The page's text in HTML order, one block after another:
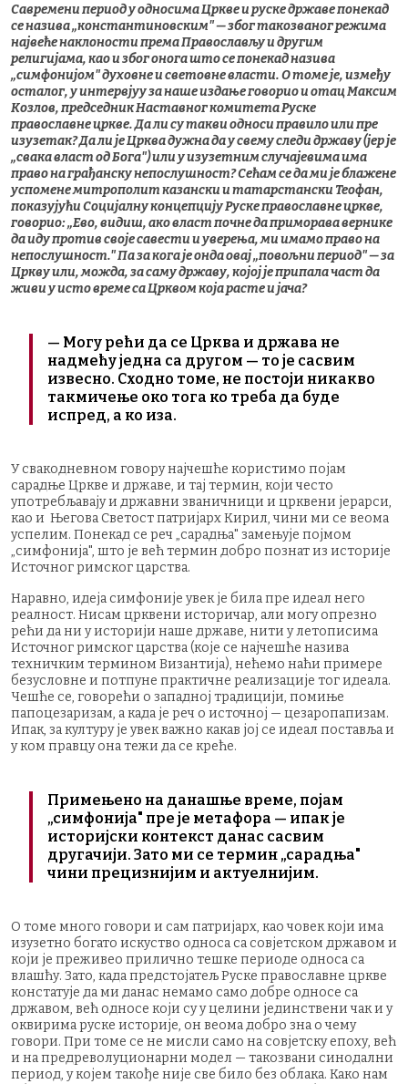
Савремени период у односима Цркве и руске државе понекад
се назива „константиновским" — због такозваног режима
највеће наклоности према Православљу и другим
религијама, као и због онога што се понекад назива
„симфонијом" духовне и световне власти. О томе је, између
осталог, у интервјуу за наше издање говорио и отац Максим
Козлов, председник Наставног комитета Руске
православне цркве. Да ли су такви односи правило или пре
изузетак? Да ли је Црква дужна да у свему следи државу (јер је
„свака власт од Бога") или у изузетним случајевима има
право на грађанску непослушност? Сећам се да ми је блажене
успомене митрополит казански и татарстански Теофан,
показујући Социјалну концепцију Руске православне цркве,
говорио: „Ево, видиш, ако власт почне да приморава вернике
да иду против своје савести и уверења, ми имамо право на
непослушност." Па за кога је онда овај „повољни период" — за
Цркву или, можда, за саму државу, којој је припала част да
живи у исто време са Црквом која расте и јача?
— Могу рећи да се Црква и држава не
надмећу једна са другом — то је сасвим
извесно. Сходно томе, не постоји никакво
такмичење око тога ко треба да буде
испред, а ко иза.
У свакодневном говору најчешће користимо појам
сарадње Цркве и државе, и тај термин, који често
употребљавају и државни званичници и црквени јерарси,
као и Његова Светост патријарх Кирил, чини ми се веома
успелим. Понекад се реч „сарадња" замењује појмом
„симфонија", што је већ термин добро познат из историје
Источног римског царства.
Наравно, идеја симфоније увек је била пре идеал него
реалност. Нисам црквени историчар, али могу опрезно
рећи да ни у историји наше државе, нити у летописима
Источног римског царства (које се најчешће назива
техничким термином Византија), нећемо наћи примере
безусловне и потпуне практичне реализације тог идеала.
Чешће се, говорећи о западној традицији, помиње
папоцезаризам, а када је реч о источној — цезаропапизам.
Ипак, за културу је увек важно какав јој се идеал поставља и
у ком правцу она тежи да се креће.
Примењено на данашње време, појам
„симфонија" пре је метафора — ипак је
историјски контекст данас сасвим
другачији. Зато ми се термин „сарадња"
чини прецизнијим и актуелнијим.
О томе много говори и сам патријарх, као човек који има
изузетно богато искуство односа са совјетском државом и
који је преживео прилично тешке периоде односа са
влашћу. Зато, када предстојатељ Руске православне цркве
констатује да ми данас немамо само добре односе са
државом, већ односе који су у целини јединствени чак и у
оквирима руске историје, он веома добро зна о чему
говори. При томе се не мисли само на совјетску епоху, већ
и на предреволуционарни модел — такозвани синодални
период, у којем такође није све било без облака. Како нам